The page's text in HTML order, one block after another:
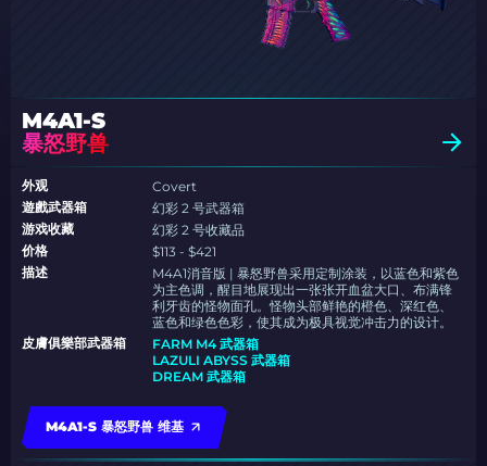
M4A1-S
暴怒野兽
外观
Covert
遊戲武器箱
幻彩 2 号武器箱
游戏收藏
幻彩 2 号收藏品
价格
$113 - $421
描述
M4A1消音版 | 暴怒野兽采用定制涂装，以蓝色和紫色
为主色调，醒目地展现出一张张开血盆大口、布满锋
利牙齿的怪物面孔。怪物头部鲜艳的橙色、深红色、
蓝色和绿色色彩，使其成为极具视觉冲击力的设计。
皮膚俱樂部武器箱
FARM M4 武器箱
LAZULI ABYSS 武器箱
DREAM 武器箱
M4A1-S 暴怒野兽 维基